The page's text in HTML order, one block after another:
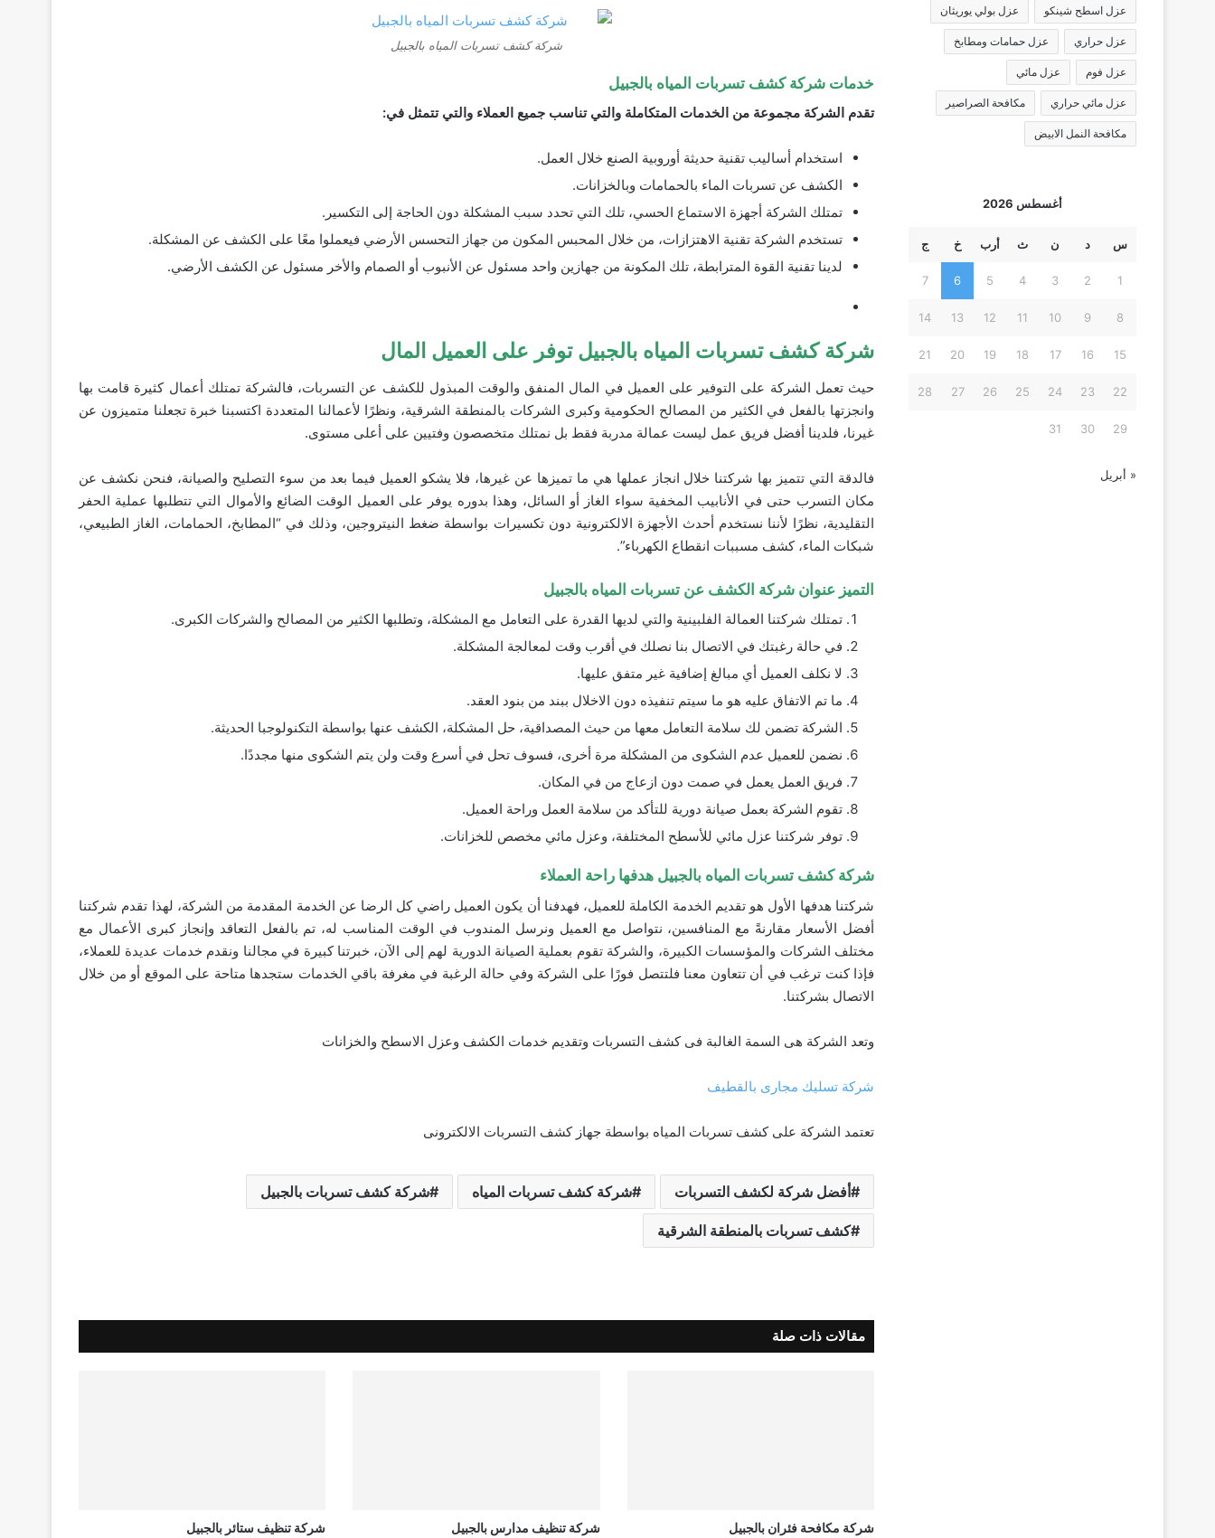
شركة كشف تسربات المياه بالجبيل
خدمات شركة كشف تسربات المياه بالجبيل
تقدم الشركة مجموعة من الخدمات المتكاملة والتي تناسب جميع العملاء والتي تتمثل في:
استخدام أساليب تقنية حديثة أوروبية الصنع خلال العمل.
الكشف عن تسربات الماء بالحمامات وبالخزانات.
تمتلك الشركة أجهزة الاستماع الحسي، تلك التي تحدد سبب المشكلة دون الحاجة إلى التكسير.
تستخدم الشركة تقنية الاهتزازات، من خلال المحبس المكون من جهاز التحسس الأرضي فيعملوا معًا على الكشف عن المشكلة.
لدينا تقنية القوة المترابطة، تلك المكونة من جهازين واحد مسئول عن الأنبوب أو الصمام والأخر مسئول عن الكشف الأرضي.
شركة كشف تسربات المياه بالجبيل توفر على العميل المال
حيث تعمل الشركة على التوفير على العميل في المال المنفق والوقت المبذول للكشف عن التسربات، فالشركة تمتلك أعمال كثيرة قامت بها
وانجزتها بالفعل في الكثير من المصالح الحكومية وكبرى الشركات بالمنطقة الشرقية، ونظرًا لأعمالنا المتعددة اكتسبنا خبرة تجعلنا متميزون عن
غيرنا، فلدينا أفضل فريق عمل ليست عمالة مدربة فقط بل نمتلك متخصصون وفتيين على أعلى مستوى.
فالدقة التي تتميز بها شركتنا خلال انجاز عملها هي ما تميزها عن غيرها، فلا يشكو العميل فيما بعد من سوء التصليح والصيانة، فنحن نكشف عن
مكان التسرب حتى في الأنابيب المخفية سواء الغاز أو السائل، وهذا بدوره يوفر على العميل الوقت الضائع والأموال التي تتطلبها عملية الحفر
التقليدية، نظرًا لأننا نستخدم أحدث الأجهزة الالكترونية دون تكسيرات بواسطة ضغط النيتروجين، وذلك في “المطابخ، الحمامات، الغاز الطبيعي،
شبكات الماء، كشف مسببات انقطاع الكهرباء”.
التميز عنوان شركة الكشف عن تسربات المياه بالجبيل
تمتلك شركتنا العمالة الفلبينية والتي لديها القدرة على التعامل مع المشكلة، وتطلبها الكثير من المصالح والشركات الكبرى.
في حالة رغبتك في الاتصال بنا نصلك في أقرب وقت لمعالجة المشكلة.
لا نكلف العميل أي مبالغ إضافية غير متفق عليها.
ما تم الاتفاق عليه هو ما سيتم تنفيذه دون الاخلال ببند من بنود العقد.
الشركة تضمن لك سلامة التعامل معها من حيث المصداقية، حل المشكلة، الكشف عنها بواسطة التكنولوجبا الحديثة.
نضمن للعميل عدم الشكوى من المشكلة مرة أخرى، فسوف تحل في أسرع وقت ولن يتم الشكوى منها مجددًا.
فريق العمل يعمل في صمت دون ازعاج من في المكان.
تقوم الشركة بعمل صيانة دورية للتأكد من سلامة العمل وراحة العميل.
توفر شركتنا عزل مائي للأسطح المختلفة، وعزل مائي مخصص للخزانات.
شركة كشف تسربات المياه بالجبيل هدفها راحة العملاء
شركتنا هدفها الأول هو تقديم الخدمة الكاملة للعميل، فهدفنا أن يكون العميل راضي كل الرضا عن الخدمة المقدمة من الشركة، لهذا تقدم شركتنا
أفضل الأسعار مقارنةً مع المنافسين، نتواصل مع العميل ونرسل المندوب في الوقت المناسب له، تم بالفعل التعاقد وإنجاز كبرى الأعمال مع
مختلف الشركات والمؤسسات الكبيرة، والشركة تقوم بعملية الصيانة الدورية لهم إلى الآن، خبرتنا كبيرة في مجالنا ونقدم خدمات عديدة للعملاء،
فإذا كنت ترغب في أن تتعاون معنا فلتتصل فورًا على الشركة وفي حالة الرغبة في مغرفة باقي الخدمات ستجدها متاحة على الموقع أو من خلال
الاتصال بشركتنا.
وتعد الشركة هى السمة الغالبة فى كشف التسربات وتقديم خدمات الكشف وعزل الاسطح والخزانات
شركة تسليك مجارى بالقطيف
تعتمد الشركة على كشف تسربات المياه بواسطة جهاز كشف التسربات الالكترونى
أفضل شركة لكشف التسربات شركة كشف تسربات المياه شركة كشف تسربات بالجبيل
كشف تسربات بالمنطقة الشرقية
مقالات ذات صلة
شركة مكافحة فئران بالجبيل شركة تنظيف مدارس بالجبيل شركة تنظيف ستائر بالجبيل
عزل اسطح شينكو عزل بولي يوريثان
عزل حراري عزل حمامات ومطابخ
عزل فوم عزل مائي
عزل مائي حراري مكافحة الصراصير
مكافحة النمل الابيض
أغسطس 2026
س د ن ث أرب خ ج
1
2
3
4
5
6
7
8
9
10
11
12
13
14
15
16
17
18
19
20
21
22
23
24
25
26
27
28
29
30
31
« أبريل